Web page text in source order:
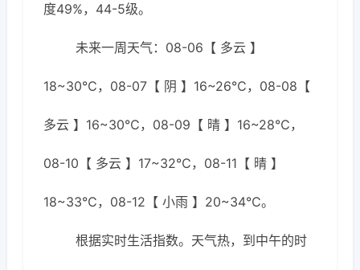
度49%，44-5级。
未来一周天气：08-06【 多云 】
18~30℃，08-07【 阴 】16~26℃，08-08【
多云 】16~30℃，08-09【 晴 】16~28℃，
08-10【 多云 】17~32℃，08-11【 晴 】
18~33℃，08-12【 小雨 】20~34℃。
根据实时生活指数。天气热，到中午的时